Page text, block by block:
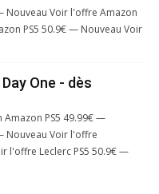
Nouveau Voir l'offre Amazon
PS5 50.9€ — Nouveau Voir
One - dès
Amazon PS5 49.99€ —
Nouveau Voir l'offre
l'offre Leclerc PS5 50.9€ —